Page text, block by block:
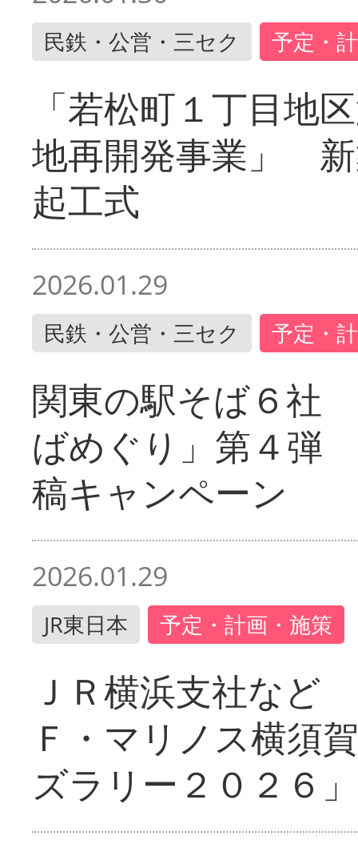
民鉄・公営・三セク 予定・
「若松町１丁目地
地再開発事業」
起工式
2026.01.29
民鉄・公営・三セク 予定・
関東の駅そば６社
ばめぐり」第４弾
稿キャンペーン
2026.01.29
JR東日本 予定・計画・施策
ＪＲ横浜支社など
Ｆ・マリノス横須
ズラリー２０２６」